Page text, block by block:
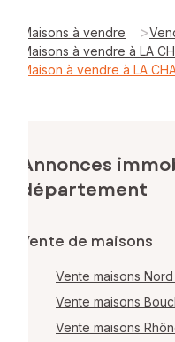
Maisons à vendre >
Maisons à vendre à LA
Maison à vendre à LA
Annonces
département
Vente de maisons
Vente maisons
Vente maisons
Vente maisons